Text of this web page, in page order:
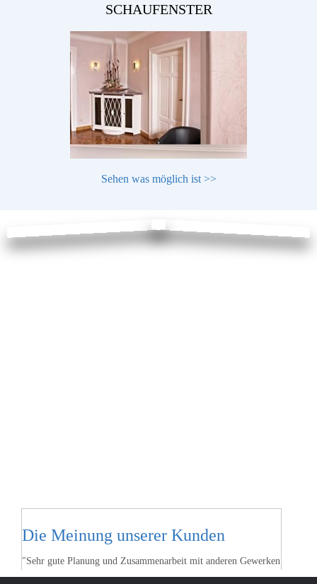
SCHAUFENSTER
Sehen was möglich ist >>
Die Meinung unserer Kunden
"Sehr gute Planung und Zusammenarbeit mit anderen Gewerken
(Fußbodenleger, Trockenbau, Elektrik), saubere Arbeit,